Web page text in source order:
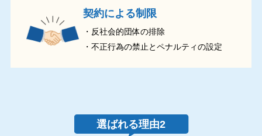
契約による制限
・反社会的団体の排除
・不正行為の禁止とペナルティの設定